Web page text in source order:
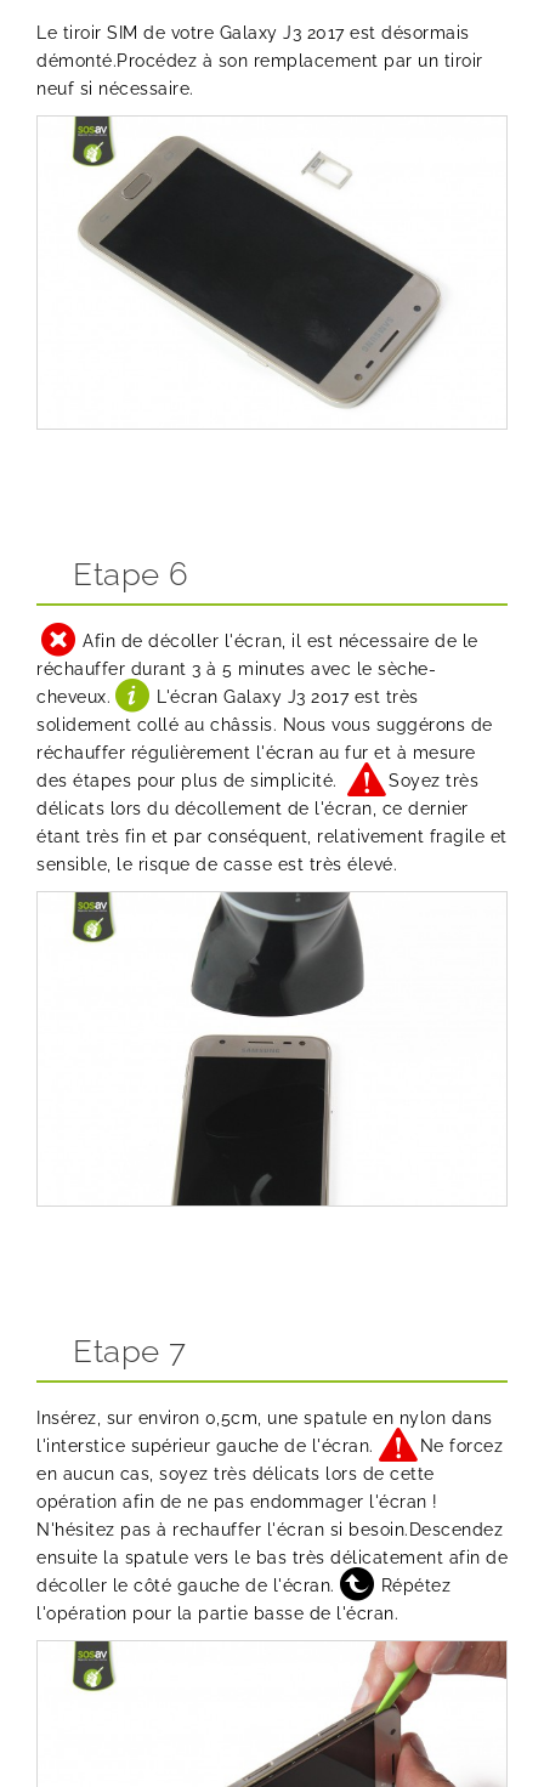
Le tiroir SIM de votre Galaxy J3 2017 est désormais
démonté.Procédez à son remplacement par un tiroir
neuf si nécessaire.
Etape 6
Afin de décoller l'écran, il est nécessaire de le
réchauffer durant 3 à 5 minutes avec le sèche-
cheveux.
L'écran Galaxy J3 2017 est très
solidement collé au châssis. Nous vous suggérons de
réchauffer régulièrement l'écran au fur et à mesure
des étapes pour plus de simplicité.
Soyez très
délicats lors du décollement de l'écran, ce dernier
étant très fin et par conséquent, relativement fragile et
sensible, le risque de casse est très élevé.
Etape 7
Insérez, sur environ 0,5cm, une spatule en nylon dans
l'interstice supérieur gauche de l'écran.
Ne forcez
en aucun cas, soyez très délicats lors de cette
opération afin de ne pas endommager l'écran !
N'hésitez pas à rechauffer l'écran si besoin.Descendez
ensuite la spatule vers le bas très délicatement afin de
décoller le côté gauche de l'écran.
Répétez
l'opération pour la partie basse de l'écran.